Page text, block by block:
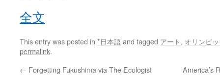
全文
This entry was posted in *日本語and tagged アート, オリンピ
permalink.
← Forgetting Fukushima via The Ecologist America’s